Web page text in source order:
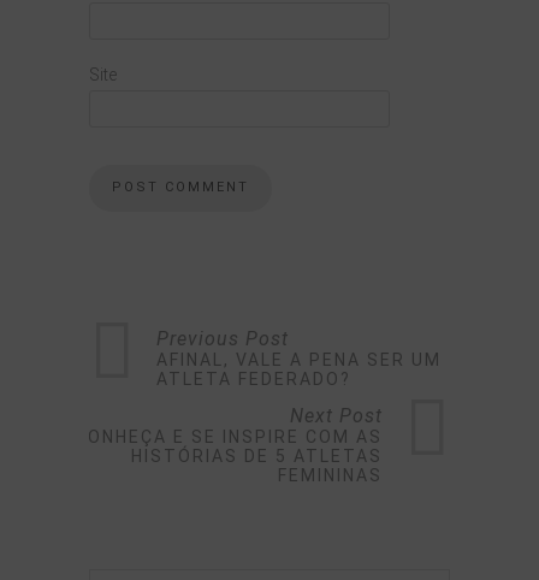
Site
Previous Post
AFINAL, VALE A PENA SER UM
ATLETA FEDERADO?
Next Post
CONHEÇA E SE INSPIRE COM AS
HISTÓRIAS DE 5 ATLETAS
FEMININAS